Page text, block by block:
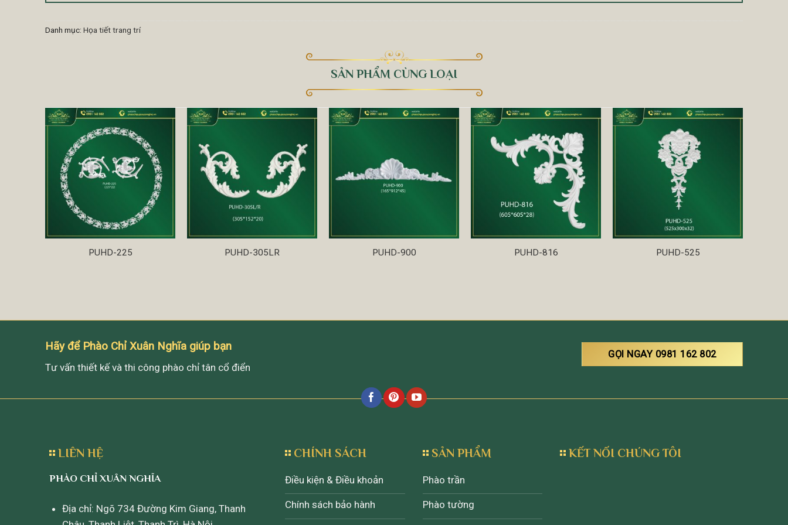
Danh mục: Họa tiết trang trí
SẢN PHẨM CÙNG LOẠI
PUHD-225 PUHD-305LR PUHD-900 PUHD-816 PUHD-525
Hãy để Phào Chỉ Xuân Nghĩa giúp bạn
Tư vấn thiết kế và thi công phào chỉ tân cổ điển
GỌI NGAY 0981 162 802
LIÊN HỆ
PHÀO CHỈ XUÂN NGHĨA
Địa chỉ: Ngõ 734 Đường Kim Giang, Thanh
CHÍNH SÁCH
Điều kiện & Điều khoản
Chính sách bảo hành
SẢN PHẨM
Phào trần
Phào tường
KẾT NỐI CHÚNG TÔI